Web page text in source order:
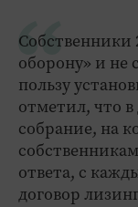
Собственники
оборону» и
пользу
отметил, что
собрание, на
ответа, с
договор